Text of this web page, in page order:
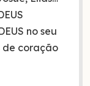
no seu
de coração